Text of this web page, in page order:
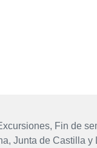
, Fin de
,Junta de Castilla y